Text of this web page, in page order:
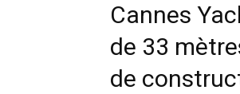
Cannes
de 33
de